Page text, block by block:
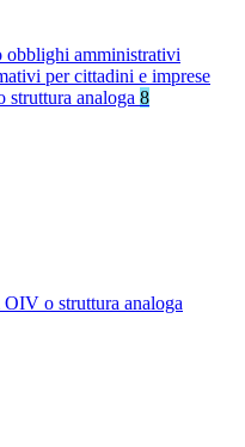
obblighi amministrativi
per cittadini e imprese
analoga 8
o struttura analoga